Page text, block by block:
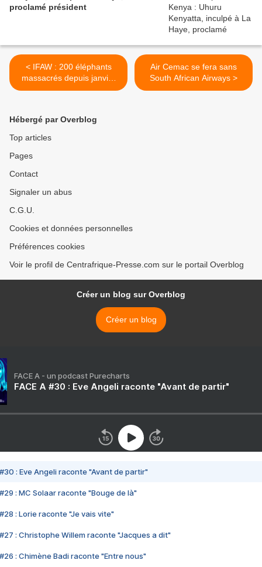
proclamé président
< IFAW : 200 éléphants
massacrés depuis janvier
2012 au Cameroun
Air Cemac se fera sans
South African Airways >
Hébergé par Overblog
Top articles
Pages
Contact
Signaler un abus
C.G.U.
Cookies et données personnelles
Préférences cookies
Voir le profil de Centrafrique-Presse.com sur le portail Overblog
Créer un blog sur Overblog
Créer un blog
FACE A - un podcast Purecharts
FACE A #30 : Eve Angeli raconte "Avant de partir"
#30 : Eve Angeli raconte "Avant de partir"
#29 : MC Solaar raconte "Bouge de là"
#28 : Lorie raconte "Je vais vite"
#27 : Christophe Willem raconte "Jacques a dit"
#26 : Chimène Badi raconte "Entre nous"